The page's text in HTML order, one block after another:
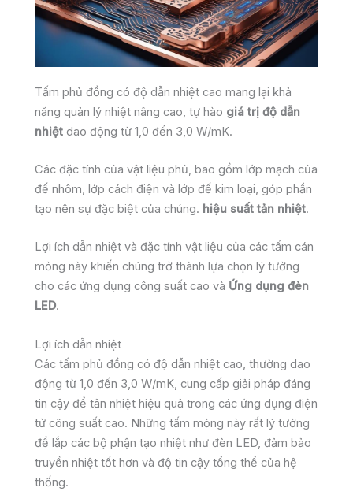
Tấm phủ đồng có độ dẫn nhiệt cao mang lại khả
năng quản lý nhiệt nâng cao, tự hào giá trị độ dẫn
nhiệt dao động từ 1,0 đến 3,0 W/mK.
Các đặc tính của vật liệu phủ, bao gồm lớp mạch của
đế nhôm, lớp cách điện và lớp đế kim loại, góp phần
tạo nên sự đặc biệt của chúng. hiệu suất tản nhiệt.
Lợi ích dẫn nhiệt và đặc tính vật liệu của các tấm cán
mỏng này khiến chúng trở thành lựa chọn lý tưởng
cho các ứng dụng công suất cao và Ứng dụng đèn
LED.
Lợi ích dẫn nhiệt
Các tấm phủ đồng có độ dẫn nhiệt cao, thường dao
động từ 1,0 đến 3,0 W/mK, cung cấp giải pháp đáng
tin cậy để tản nhiệt hiệu quả trong các ứng dụng điện
tử công suất cao. Những tấm mỏng này rất lý tưởng
để lắp các bộ phận tạo nhiệt như đèn LED, đảm bảo
truyền nhiệt tốt hơn và độ tin cậy tổng thể của hệ
thống.